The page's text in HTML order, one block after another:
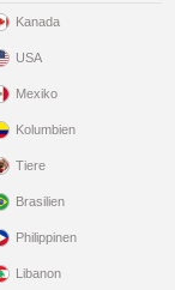
Kanada
USA
Mexiko
Kolumbien
Tiere
Brasilien
Philippinen
Libanon